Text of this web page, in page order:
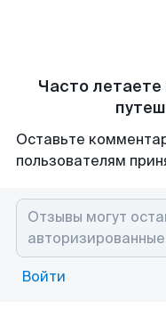
Часто летаете
Оставьте
пользователям
Войти